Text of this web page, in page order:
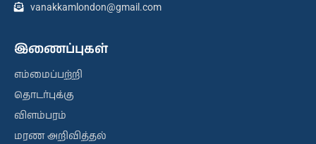
vanakkamlondon@gmail.com
இணைப்புகள்
எம்மைப்பற்றி
தொடர்புக்கு
விளம்பரம்
மரண அறிவித்தல்